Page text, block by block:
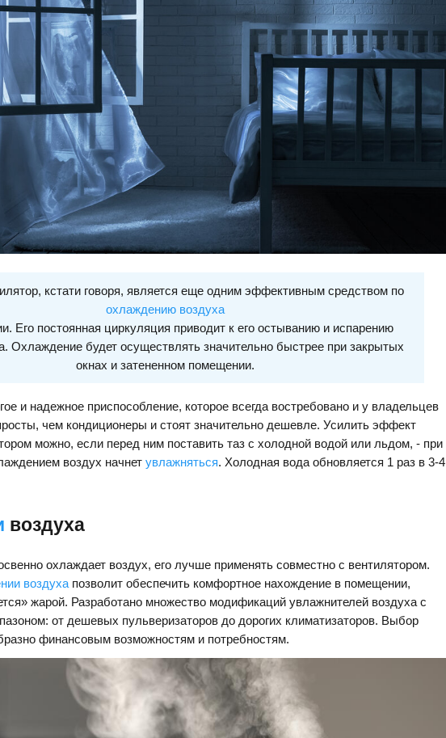
кстати говоря, является еще одним эффективным средством по
охлаждению воздуха
Его постоянная циркуляция приводит к его остыванию и испарению
Охлаждение будет осуществлять значительно быстрее при закрытых
окнах и затененном помещении.
и надежное приспособление, которое всегда востребовано и у владельцев
чем кондиционеры и стоят значительно дешевле. Усилить эффект
можно, если перед ним поставить таз с холодной водой или льдом, - при
воздух начнет увлажняться. Холодная вода обновляется 1 раз в 3-4
воздуха
охлаждает воздух, его лучше применять совместно с вентилятором.
воздуха позволит обеспечить комфортное нахождение в помещении,
жарой. Разработано множество модификаций увлажнителей воздуха с
от дешевых пульверизаторов до дорогих климатизаторов. Выбор
финансовым возможностям и потребностям.